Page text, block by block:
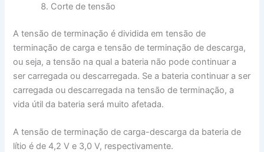
Corte de tensão
A tensão de terminação é dividida em tensão de
terminação de carga e tensão de terminação de descarga,
ou seja, a tensão na qual a bateria não pode continuar a
ser carregada ou descarregada. Se a bateria continuar a ser
carregada ou descarregada na tensão de terminação, a
vida útil da bateria será muito afetada.
A tensão de terminação de carga-descarga da bateria de
lítio é de 4,2 V e 3,0 V, respectivamente.